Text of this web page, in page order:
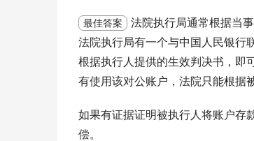
最佳答案
法院执行局通常根据当
法院执行局有一个与中国人民银行
根据执行人提供的生效判决书，即
有使用该对公账户，法院只能根据
如果有证据证明被执行人将账户存
偿。